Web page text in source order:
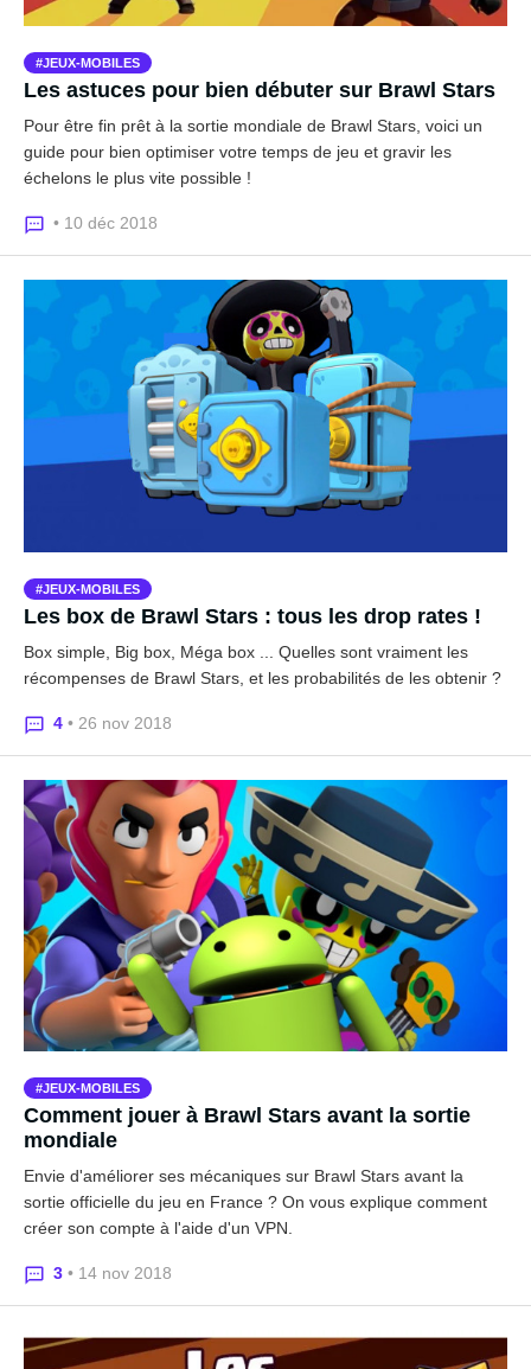
JEUX-MOBILES
Les astuces pour bien débuter sur Brawl Stars
Pour être fin prêt à la sortie mondiale de Brawl Stars, voici un
guide pour bien optimiser votre temps de jeu et gravir les
échelons le plus vite possible !
• 10 déc 2018
JEUX-MOBILES
Les box de Brawl Stars : tous les drop rates !
Box simple, Big box, Méga box ... Quelles sont vraiment les
récompenses de Brawl Stars, et les probabilités de les obtenir ?
4 • 26 nov 2018
JEUX-MOBILES
Comment jouer à Brawl Stars avant la sortie
mondiale
Envie d'améliorer ses mécaniques sur Brawl Stars avant la
sortie officielle du jeu en France ? On vous explique comment
créer son compte à l'aide d'un VPN.
3 • 14 nov 2018